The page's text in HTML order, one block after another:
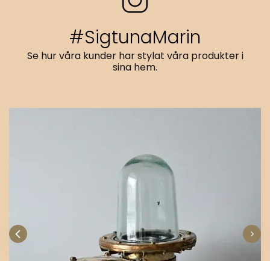
#SigtunaMarin
Se hur våra kunder har stylat våra produkter i
sina hem.